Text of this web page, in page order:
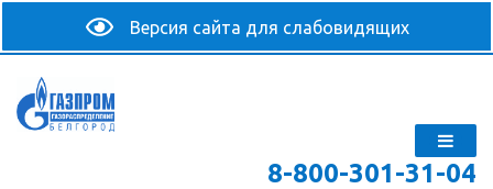
8-800-301-31-04